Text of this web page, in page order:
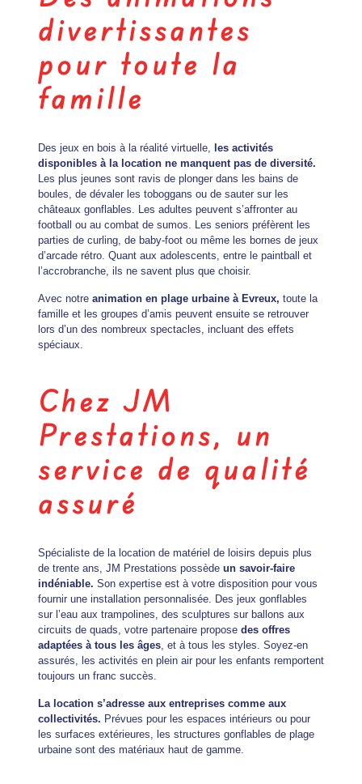
divertissantes
pour toute la
famille
Des jeux en bois à la réalité virtuelle, les activités
disponibles à la location ne manquent pas de diversité.
Les plus jeunes sont ravis de plonger dans les bains de
boules, de dévaler les toboggans ou de sauter sur les
châteaux gonflables. Les adultes peuvent s’affronter au
football ou au combat de sumos . Les seniors préfèrent les
parties de curling, de baby-foot ou même les bornes de jeux
d’arcade rétro. Quant aux adolescents, entre le paintball et
l’accrobranche, ils ne savent plus que choisir.
Avec notre animation en plage urbaine à Evreux, toute la
famille et les groupes d’amis peuvent ensuite se retrouver
lors d’un des nombreux spectacles, incluant des effets
spéciaux.
Chez JM
Prestations, un
service de qualité
assuré
Spécialiste de la location de matériel de loisirs depuis plus
de trente ans, JM Prestations possède un savoir-faire
indéniable. Son expertise est à votre disposition pour vous
fournir une installation personnalisée. Des jeux gonflables
sur l’eau aux trampolines, des sculptures sur ballons aux
circuits de quads, votre partenaire propose des offres
adaptées à tous les âges, et à tous les styles. Soyez-en
assurés, les activités en plein air pour les enfants remportent
toujours un franc succès.
La location s’adresse aux entreprises comme aux
collectivités. Prévues pour les espaces intérieurs ou pour
les surfaces extérieures, les structures gonflables de plage
urbaine sont des matériaux haut de gamme.